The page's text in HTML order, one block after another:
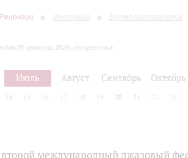
Рецензии Интервью Время Шостаковича
09 августа 2026, воскресенье
Июль Август Сентябрь Октябрь
14 15 16 17 18 19 20 21 22 23
международный джазовый